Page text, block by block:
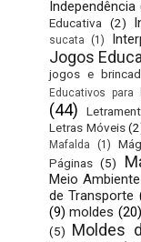
Independência
Educativa
(2)
sucata
(1)
Jogos
jogos e
Educativos para
(44)
Letras Móveis
Mafalda (1)
Páginas (5)
Meio Ambiente
de Transporte
(9) moldes (20)
(5) Moldes